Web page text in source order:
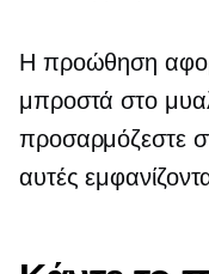
Η προώθηση
μπροστά στο
προσαρμόζεστε
αυτές